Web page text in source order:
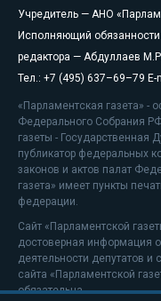
Учредитель — АНО
Исполняющий обязанности
редактора — Абдуллаев М.Р.
Тел.: +7 (495) 637–69–79 E-
«Парламентская газета» -
Федерального Собрания
газеты -
публикатор федеральных
законов и актов палат
газета» имеет пункты
федерации.
Сайт «Парламентской
достоверная информация
деятельности депутатов и
сайта «Парламентской
обязательна.